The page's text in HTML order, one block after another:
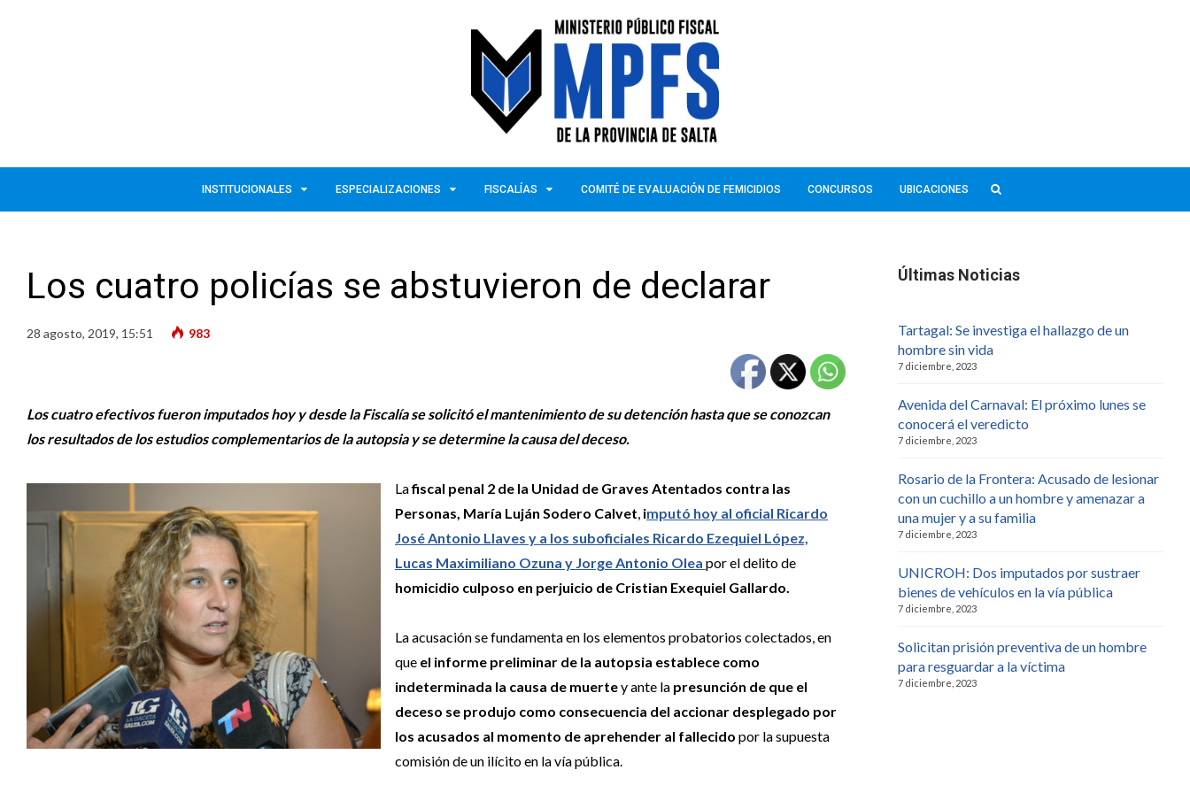
INSTITUCIONALES ESPECIALIZACIONES FISCALÍAS COMITÉ DE EVALUACIÓN DE FEMICIDIOS CONCURSOS UBICACIONES
Los cuatro policías se abstuvieron de declarar
28 agosto, 2019, 15:51 983
Los cuatro efectivos fueron imputados hoy y desde la Fiscalía se solicitó el mantenimiento de su detención hasta que se conozcan
los resultados de los estudios complementarios de la autopsia y se determine la causa del deceso.
Lafiscal penal 2 de la Unidad de Graves Atentados contra las
Personas, María Luján Sodero Calvet imputó hoy al oficial Ricardo
José Antonio Llaves y a los suboficiales Ricardo Ezequiel López,
Lucas Maximiliano Ozuna y Jorge Antonio Olea por el delito de
homicidio culposo en perjuicio de Cristian Exequiel Gallardo.
La acusación se fundamenta en los elementos probatorios colectados, en
que el informe preliminar de la autopsia establece como
indeterminada la causa de muertey ante la presunción de que el
deceso se produjo como consecuencia del accionar desplegado por
los acusados al momento de aprehender al fallecido por la supuesta
comisión de un ilícito en la vía pública.
Últimas Noticias
Tartagal: Se investiga el hallazgo de un
hombre sin vida
7 diciembre, 2023
Avenida del Carnaval: El próximo lunes se
conocerá el veredicto
7 diciembre, 2023
Rosario de la Frontera: Acusado de lesionar
con un cuchillo a un hombre y amenazar a
una mujer y a su familia
7 diciembre, 2023
UNICROH: Dos imputados por sustraer
bienes de vehículos en la vía pública
7 diciembre, 2023
Solicitan prisión preventiva de un hombre
para resguardar a la víctima
7 diciembre, 2023